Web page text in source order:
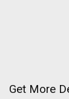
Get More